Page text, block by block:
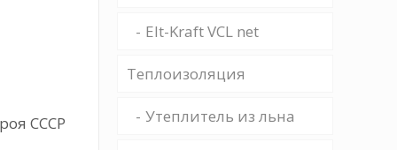
СССР
Elt-Kraft VCL net
Теплоизоляция
Утеплитель из льна